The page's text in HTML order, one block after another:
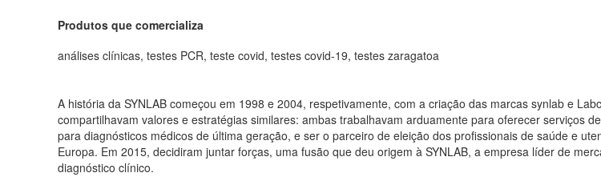
Produtos que comercializa
análises clínicas, testes PCR, teste covid, testes covid-19, testes zaragatoa
A história da SYNLAB começou em 1998 e 2004, respetivamente, com a criação das marcas synlab e
compartilhavam valores e estratégias similares: ambas trabalhavam arduamente para oferecer serviços
para diagnósticos médicos de última geração, e ser o parceiro de eleição dos profissionais de saúde e
Europa. Em 2015, decidiram juntar forças, uma fusão que deu origem à SYNLAB, a empresa líder de
diagnóstico clínico.